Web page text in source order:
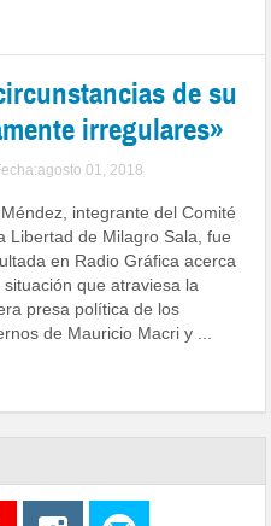
de su
irregulares»
01, 2018
integrante del Comité
Libertad de Milagro Sala, fue
en Radio Gráfica acerca
situación que atraviesa la
presa política de los
de Mauricio Macri y ...